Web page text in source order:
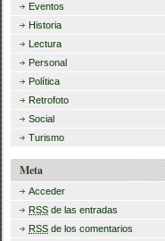
Eventos
Historia
Lectura
Personal
Política
Retrofoto
Social
Turismo
Meta
Acceder
RSS de las entradas
RSS de los comentarios